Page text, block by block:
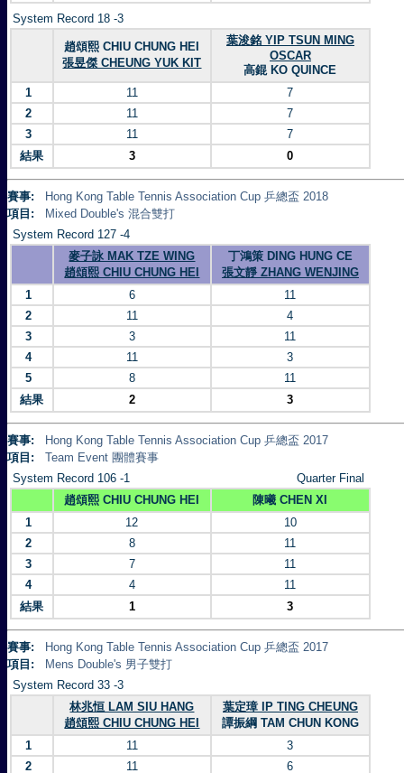
System Record 18 -3
趙頌熙 CHIU CHUNG HEI
張昱傑 CHEUNG YUK KIT
葉浚銘 YIP TSUN MING
OSCAR
高錕 KO QUINCE
1
11
7
2
11
7
3
11
7
結果
3 0
賽事:
Hong Kong Table Tennis Association Cup 乒總盃 2018
項目:
Mixed Double's 混合雙打
System Record 127 -4
麥子詠 MAK TZE WING
趙頌熙 CHIU CHUNG HEI
丁鴻策 DING HUNG CE
張文靜 ZHANG WENJING
1
6
11
2
11
4
3
3
11
4
11
3
5
8
11
結果
2 3
賽事:
Hong Kong Table Tennis Association Cup 乒總盃 2017
項目:
Team Event 團體賽事
System Record 106 -1
Quarter Final
趙頌熙 CHIU CHUNG HEI
陳曦 CHEN XI
1
12
10
2
8
11
3
7
11
4
4
11
結果
1 3
賽事:
Hong Kong Table Tennis Association Cup 乒總盃 2017
項目:
Mens Double's 男子雙打
System Record 33 -3
林兆恒 LAM SIU HANG
趙頌熙 CHIU CHUNG HEI
葉定璋 IP TING CHEUNG
譚振綱 TAM CHUN KONG
1
11
3
2
11
6